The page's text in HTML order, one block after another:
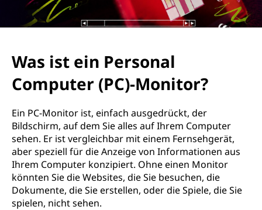
Was ist ein Personal
Computer (PC)-Monitor?
Ein PC-Monitor ist, einfach ausgedrückt, der
Bildschirm, auf dem Sie alles auf Ihrem Computer
sehen. Er ist vergleichbar mit einem Fernsehgerät,
aber speziell für die Anzeige von Informationen aus
Ihrem Computer konzipiert. Ohne einen Monitor
könnten Sie die Websites, die Sie besuchen, die
Dokumente, die Sie erstellen, oder die Spiele, die Sie
spielen, nicht sehen.